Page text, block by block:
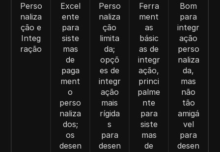
Perso
naliza
ção e
Integ
ração
Excel
ente
para
siste
mas
de
paga
ment
o
perso
naliza
dos;
os
desen
Perso
naliza
ção
limita
da;
opçõ
es de
integr
ação
mais
rígida
s
para
desen
Ferra
ment
as
básic
as de
integr
ação,
princi
palme
nte
para
siste
mas
de
Bom
para
integr
ação
perso
naliza
da,
mas
não
tão
amigá
vel
para
desen